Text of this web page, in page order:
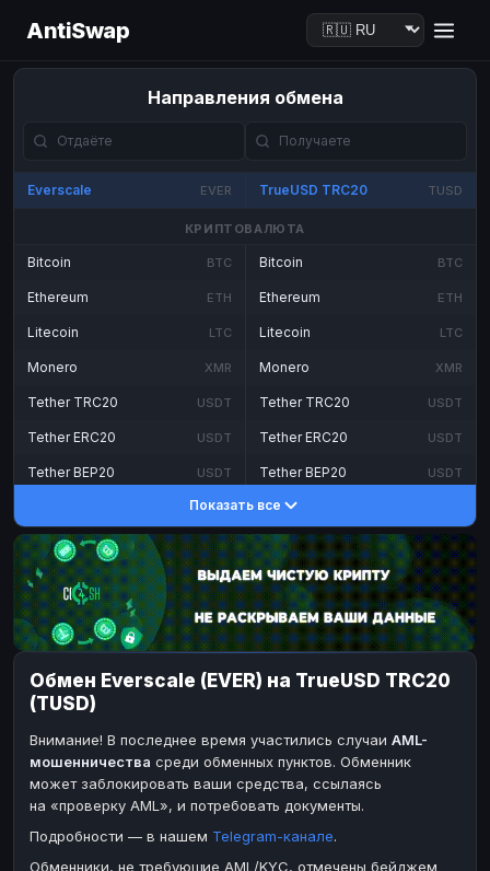
AntiSwap
Направления обмена
Everscale EVER TrueUSD TRC20 TUSD
КРИПТОВАЛЮТА
Bitcoin BTC
Ethereum ETH
Litecoin LTC
Monero XMR
Tether TRC20 USDT
Tether ERC20 USDT
Tether BEP20 USDT
DASH
Toncoin TON
Dogecoin DOGE
TRX TRON
Bitcoin Cash BCH
BinanceCoin BEP20
Ether Classic
SOL
Ripple XRP
Bitcoin BTC
Ethereum ETH
Litecoin LTC
Monero XMR
Tether TRC20 USDT
Tether ERC20 USDT
Tether BEP20 USDT
DASH
Toncoin TON
Dogecoin DOGE
TRX TRON
Bitcoin Cash BCH
BinanceCoin BEP20
Ripple
Paxum USD Paxum
Показать все
Обмен Everscale (EVER) на TrueUSD TRC20
(TUSD)
Внимание! В последнее время участились случаи AML-
мошенничества среди обменных пунктов. Обменник
может заблокировать ваши средства, ссылаясь
на «проверку AML», и потребовать документы.
Подробности — в нашем Telegram-канале.
Обменники, не требующие AML/KYC, отмечены бейджем